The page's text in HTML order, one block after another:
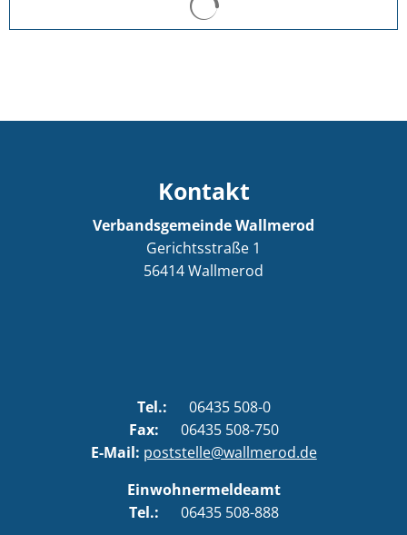
Kontakt
Verbandsgemeinde Wallmerod
Gerichtsstraße 1
56414Wallmerod
Tel.:
06435 508-0
Fax: 06435 508-750
E-Mail: poststelle@wallmerod.de
Einwohnermeldeamt
Tel.: 06435 508-888